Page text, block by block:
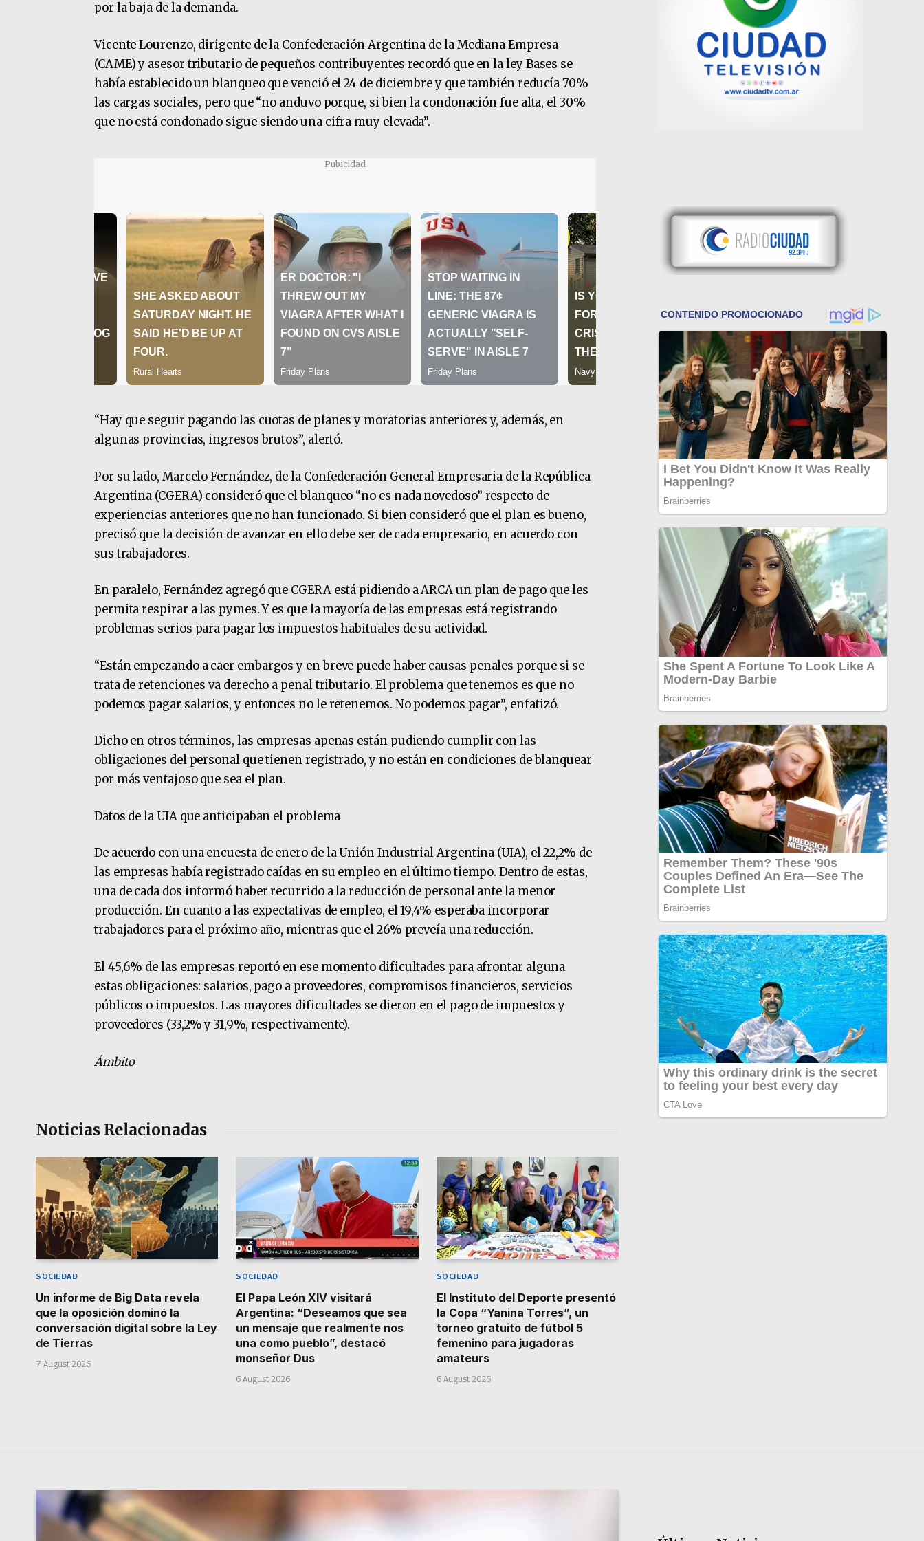
por la baja de la demanda.
Vicente Lourenzo, dirigente de la Confederación Argentina de la Mediana Empresa
(CAME) y asesor tributario de pequeños contribuyentes recordó que en la ley Bases se
había establecido un blanqueo que venció el 24 de diciembre y que también reducía 70%
las cargas sociales, pero que “no anduvo porque, si bien la condonación fue alta, el 30%
que no está condonado sigue siendo una cifra muy elevada”.
Pubicidad
“Hay que seguir pagando las cuotas de planes y moratorias anteriores y, además, en
algunas provincias, ingresos brutos”, alertó.
Por su lado, Marcelo Fernández, de la Confederación General Empresaria de la República
Argentina (CGERA) consideró que el blanqueo “no es nada novedoso” respecto de
experiencias anteriores que no han funcionado. Si bien consideró que el plan es bueno,
precisó que la decisión de avanzar en ello debe ser de cada empresario, en acuerdo con
sus trabajadores.
En paralelo, Fernández agregó que CGERA está pidiendo a ARCA un plan de pago que les
permita respirar a las pymes. Y es que la mayoría de las empresas está registrando
problemas serios para pagar los impuestos habituales de su actividad.
“Están empezando a caer embargos y en breve puede haber causas penales porque si se
trata de retenciones va derecho a penal tributario. El problema que tenemos es que no
podemos pagar salarios, y entonces no le retenemos. No podemos pagar”, enfatizó.
Dicho en otros términos, las empresas apenas están pudiendo cumplir con las
obligaciones del personal que tienen registrado, y no están en condiciones de blanquear
por más ventajoso que sea el plan.
Datos de la UIA que anticipaban el problema
De acuerdo con una encuesta de enero de la Unión Industrial Argentina (UIA), el 22,2% de
las empresas había registrado caídas en su empleo en el último tiempo. Dentro de estas,
una de cada dos informó haber recurrido a la reducción de personal ante la menor
producción. En cuanto a las expectativas de empleo, el 19,4% esperaba incorporar
trabajadores para el próximo año, mientras que el 26% preveía una reducción.
El 45,6% de las empresas reportó en ese momento dificultades para afrontar alguna
estas obligaciones: salarios, pago a proveedores, compromisos financieros, servicios
públicos o impuestos. Las mayores dificultades se dieron en el pago de impuestos y
proveedores (33,2% y 31,9%, respectivamente).
Ámbito
Noticias Relacionadas
SOCIEDAD
Un informe de Big Data revela
que la oposición dominó la
conversación digital sobre la Ley
de Tierras
7 August 2026
SOCIEDAD
El Papa León XIV visitará
Argentina: “Deseamos que sea
un mensaje que realmente nos
una como pueblo”, destacó
monseñor Dus
6 August 2026
SOCIEDAD
El Instituto del Deporte presentó
la Copa “Yanina Torres”, un
torneo gratuito de fútbol 5
femenino para jugadoras
amateurs
6 August 2026